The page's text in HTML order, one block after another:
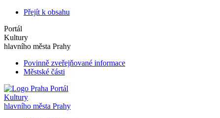
Přejít k obsahu
Portál
Kultury
hlavního města Prahy
Povinně zveřejňované informace
Městské části
Portál
Kultury
hlavního města Prahy